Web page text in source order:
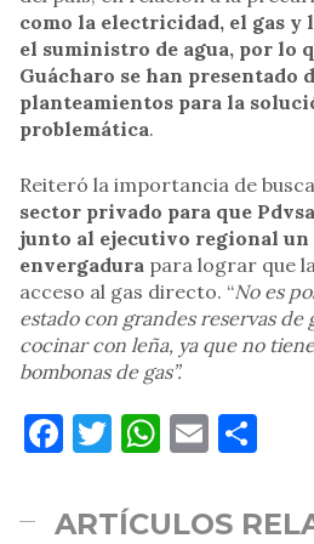
como la electricidad, el gas y
el suministro de agua, por lo
Guácharo se han presentado
planteamientos para la
problemática.
Reiteró la importancia de
sector privado para que
junto al ejecutivo regional un
envergadura para lograr que
acceso al gas directo. “No es
estado con grandes reservas de
cocinar con leña, ya que no
bombonas de gas”.
Facebook
TwitterEmail
ARTÍCULOS